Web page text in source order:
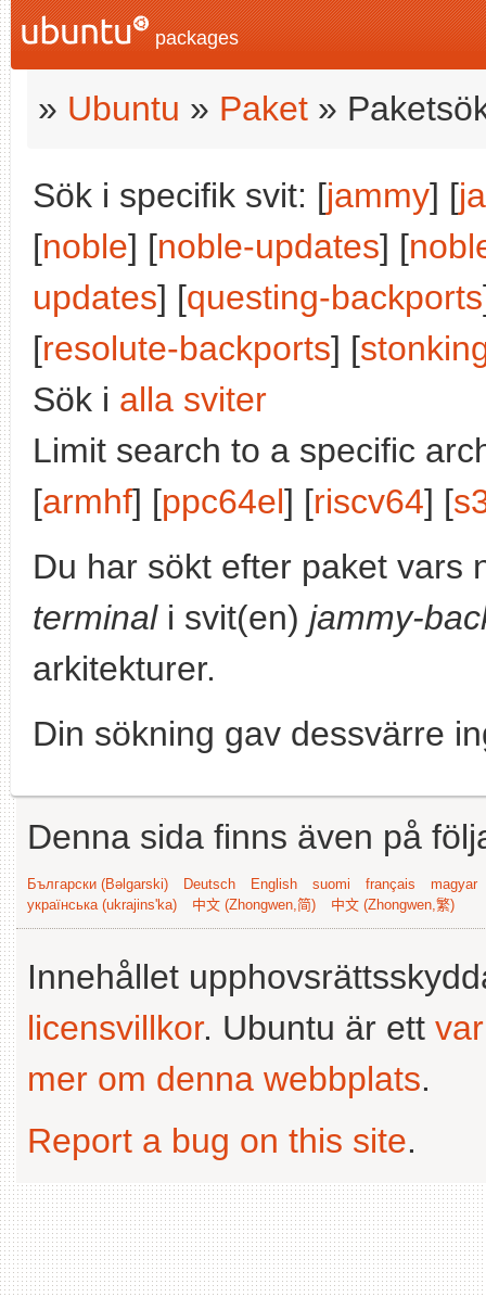
packages
» Ubuntu » Paket »
Sök i specifik svit: [jammy] [
[noble] [noble-updates] [
updates] [questing-backports
[resolute-backports] [
Sök i alla sviter
Limit search to a specific
[armhf] [ppc64el] [riscv64] [
Du har sökt efter paket vars
terminali svit(en) jammy-
arkitekturer.
Din sökning gav dessvärre
Denna sida finns även på
Български (Bəlgarski) Deutsch English suomi français
magyar
українська (ukrajins'ka)
中文 (Zhongwen,简) 中文 (Zhongwen,繁)
Innehållet
licensvillkor. Ubuntu är ett
mer om denna webbplats.
Report a bug on this site.